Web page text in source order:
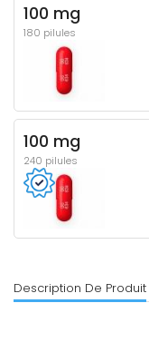
100 mg
180 pilules
100 mg
240 pilules
Description De Produit